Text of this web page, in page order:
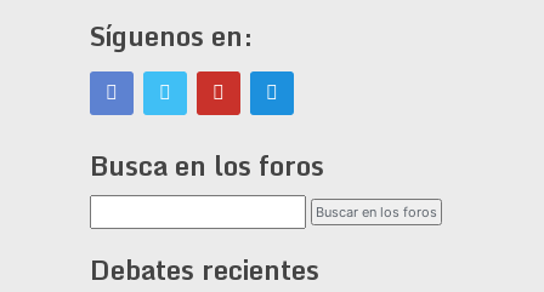
Síguenos en:
Busca en los foros
Debates recientes